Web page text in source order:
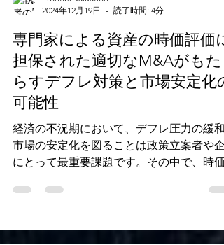
Frontier Valuation
2024年12月19日
読了時間: 4分
専門家による資産の時価評価に
担保された適切なM&Aがもた
らすデフレ対策と市場安定化の
可能性
市場の安定化を図ることは政策立案者や企
にとって最重要課題です。その中で、時価
価とM&A（合併・買収）は、資産価格の安